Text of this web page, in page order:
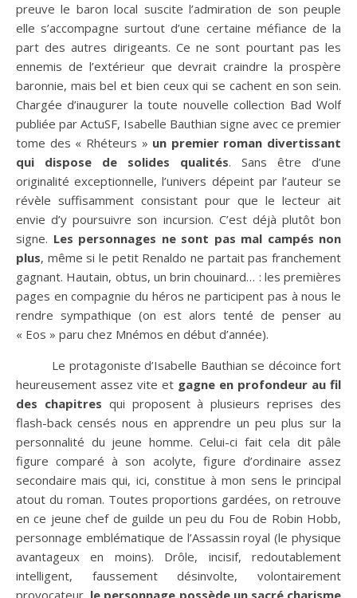
preuve le baron local suscite l’admiration de son peuple
elle s’accompagne surtout d’une certaine méfiance de la
part des autres dirigeants. Ce ne sont pourtant pas les
ennemis de l’extérieur que devrait craindre la prospère
baronnie, mais bel et bien ceux qui se cachent en son sein.
Chargée d’inaugurer la toute nouvelle collection Bad Wolf
publiée par ActuSF, Isabelle Bauthian signe avec ce premier
tome des « Rhéteurs » un premier roman divertissant
qui dispose de solides qualités. Sans être d’une
originalité exceptionnelle, l’univers dépeint par l’auteur se
révèle suffisamment consistant pour que le lecteur ait
envie d’y poursuivre son incursion. C’est déjà plutôt bon
signe. Les personnages ne sont pas mal campés non
plus, même si le petit Renaldo ne partait pas franchement
gagnant. Hautain, obtus, un brin chouinard… : les premières
pages en compagnie du héros ne participent pas à nous le
rendre sympathique (on est alors tenté de penser au
« Eos » paru chez Mnémos en début d’année).
Le protagoniste d’Isabelle Bauthian se décoince fort
heureusement assez vite et gagne en profondeur au fil
des chapitres qui proposent à plusieurs reprises des
flash-back censés nous en apprendre un peu plus sur la
personnalité du jeune homme. Celui-ci fait cela dit pâle
figure comparé à son acolyte, figure d’ordinaire assez
secondaire mais qui, ici, constitue à mon sens le principal
atout du roman. Toutes proportions gardées, on retrouve
en ce jeune chef de guilde un peu du Fou de Robin Hobb,
personnage emblématique de l’Assassin royal (le physique
avantageux en moins). Drôle, incisif, redoutablement
intelligent, faussement désinvolte, volontairement
provocateur, le personnage possède un sacré charisme